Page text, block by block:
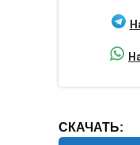
СКАЧАТЬ: